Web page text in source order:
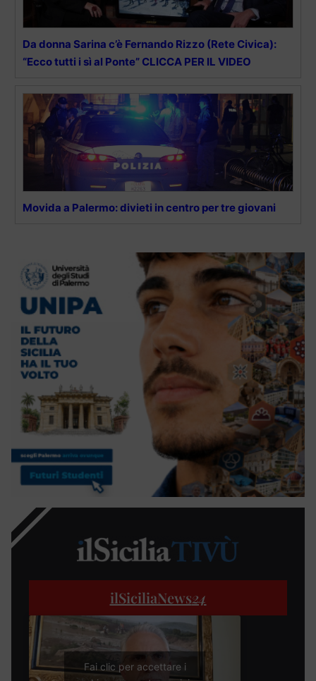
Da donna Sarina c’è Fernando Rizzo (Rete Civica):
“Ecco tutti i sì al Ponte” CLICCA PER IL VIDEO
Movida a Palermo: divieti in centro per tre giovani
ilSiciliaNews24
Fai clic per accettare i